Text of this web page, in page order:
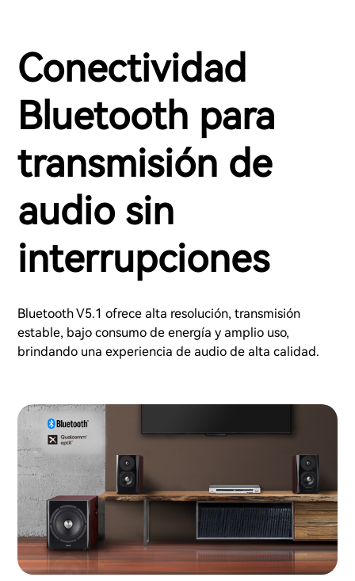
Conectividad
Bluetooth para
transmisión de
audio sin
interrupciones
Bluetooth V5.1 ofrece alta resolución, transmisión
estable, bajo consumo de energía y amplio uso,
brindando una experiencia de audio de alta calidad.